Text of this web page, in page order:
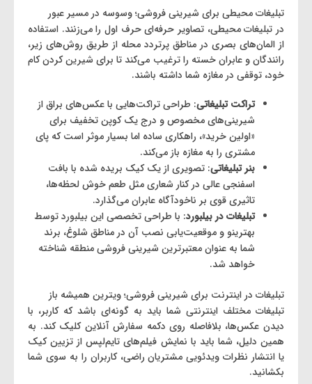
تبلیغات محیطی برای شیرینی ‌فروشی؛ وسوسه در مسیر عبور
در تبلیغات محیطی، تصاویر حرفه‌ای حرف اول را می‌زنند. استفاده
از المان‌های بصری در مناطق پرتردد محله از طریق روش‌های زیر،
رانندگان و عابران خسته را ترغیب می‌کند تا برای شیرین کردن کام
خود، توقفی در مغازه شما داشته باشند.
تراکت تبلیغاتی: طراحی تراکت‌هایی با عکس‌های براق از
شیرینی‌های مخصوص و درج یک کوپن تخفیف برای
«اولین خرید»، راهکاری ساده اما بسیار موثر است که پای
مشتری را به مغازه باز می‌کند.
بنر تبلیغاتی: تصویری از یک کیک بریده شده با بافت
اسفنجی عالی در کنار شعاری مثل طعم خوش لحظه‌ها،
تاثیری قوی بر ناخودآگاه عابران می‌گذارد.
تبلیغات در بیلبورد: با طراحی تخصصی این بیلبورد توسط
بهترینو و موقعیت‌یابی نصب آن در مناطق شلوغ، برند
شما به عنوان معتبرترین شیرینی ‌فروشی منطقه شناخته
خواهد شد.
تبلیغات در اینترنت برای شیرینی ‌فروشی؛ ویترین همیشه باز
تبلیغات مختلف اینترنتی شما باید به گونه‌ای باشد که کاربر، با
دیدن عکس‌ها، بلافاصله روی دکمه سفارش آنلاین کلیک کند. به
همین دلیل، شما باید با نمایش فیلم‌های تایم‌لپس از تزیین کیک
یا انتشار نظرات ویدئویی مشتریان راضی، کاربران را به سوی شما
بکشانید.